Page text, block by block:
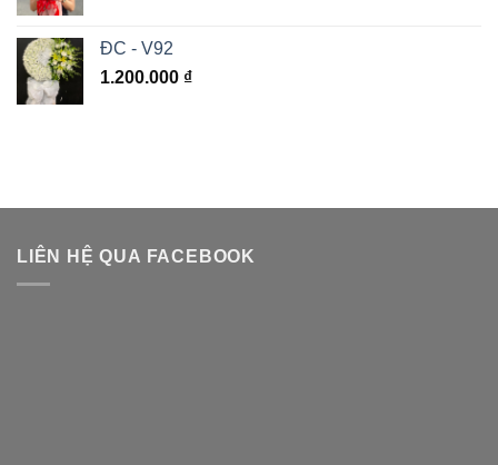
ĐC - V92
1.200.000 ₫
LIÊN HỆ QUA FACEBOOK